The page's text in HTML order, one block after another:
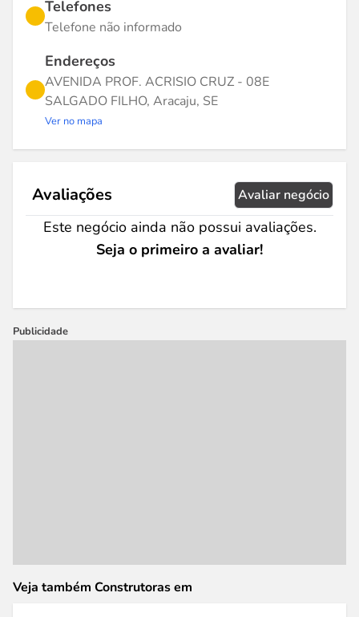
Telefones
Telefone não informado
Endereços
AVENIDA PROF. ACRISIO CRUZ - 08E
SALGADO FILHO, Aracaju, SE
Ver no mapa
Avaliações Avaliar negócio
Este negócio ainda não possui avaliações.
Seja o primeiro a avaliar!
Publicidade
Veja também Construtoras em